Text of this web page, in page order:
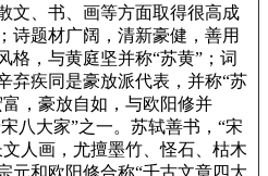
文、书、画等方面取得很高成
诗题材广阔，清新豪健，善用
格，与黄庭坚并称“苏黄”；词
弃疾同是豪放派代表，并称“苏
，豪放自如，与欧阳修并
八大家”之一。苏轼善书，“宋
文人画，尤擅墨竹、怪石、枯木
元和欧阳修合称“千古文章四大